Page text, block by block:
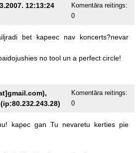
12:13:24
Komentāra reitings:
0
bet kapeec nav
koncerts?nevar
no tool un a perfect circle!
Komentāra reitings:
0
kapec gan Tu nevaretu kerties pie